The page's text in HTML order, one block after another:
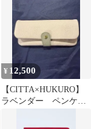
¥ 12,500
【CITTA×HUKURO】
ラベンダー ペンケー